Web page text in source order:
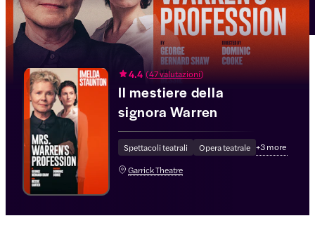
4.4 (47 valutazioni)
Il mestiere della
signora Warren
Spettacoli teatrali Opera teatrale +3more
Garrick Theatre